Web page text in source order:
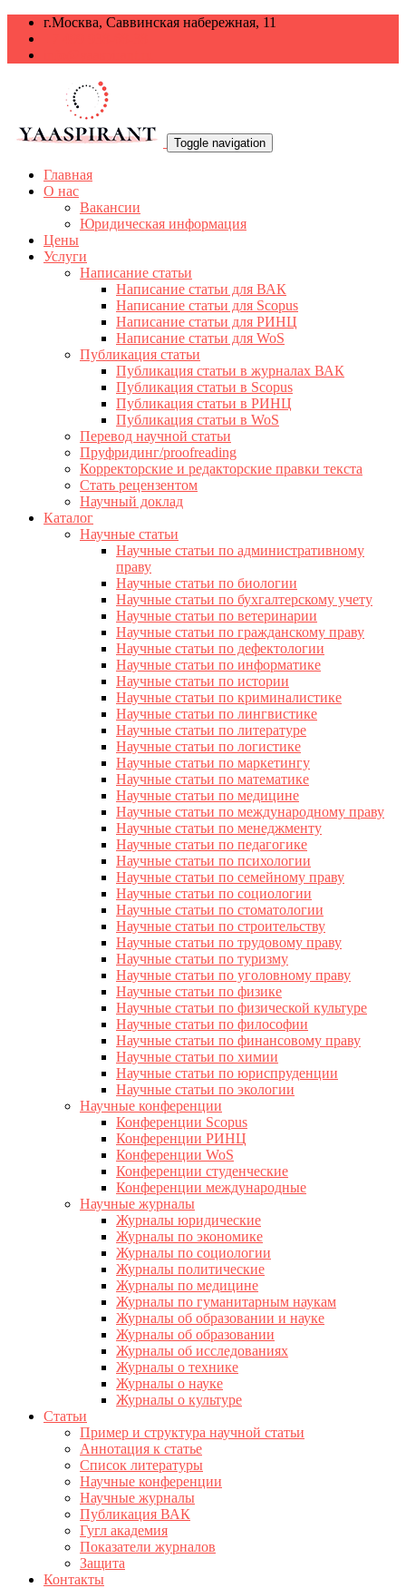
г.Москва, Саввинская набережная, 11
Toggle navigation
Главная
О нас
Вакансии
Юридическая информация
Цены
Услуги
Написание статьи
Написание статьи для ВАК
Написание статьи для Scopus
Написание статьи для РИНЦ
Написание статьи для WoS
Публикация статьи
Публикация статьи в журналах ВАК
Публикация статьи в Scopus
Публикация статьи в РИНЦ
Публикация статьи в WoS
Перевод научной статьи
Пруфридинг/proofreading
Корректорские и редакторские правки текста
Стать рецензентом
Научный доклад
Каталог
Научные статьи
Научные статьи по административному
праву
Научные статьи по биологии
Научные статьи по бухгалтерскому учету
Научные статьи по ветеринарии
Научные статьи по гражданскому праву
Научные статьи по дефектологии
Научные статьи по информатике
Научные статьи по истории
Научные статьи по криминалистике
Научные статьи по лингвистике
Научные статьи по литературе
Научные статьи по логистике
Научные статьи по маркетингу
Научные статьи по математике
Научные статьи по медицине
Научные статьи по международному праву
Научные статьи по менеджменту
Научные статьи по педагогике
Научные статьи по психологии
Научные статьи по семейному праву
Научные статьи по социологии
Научные статьи по стоматологии
Научные статьи по строительству
Научные статьи по трудовому праву
Научные статьи по туризму
Научные статьи по уголовному праву
Научные статьи по физике
Научные статьи по физической культуре
Научные статьи по философии
Научные статьи по финансовому праву
Научные статьи по химии
Научные статьи по юриспруденции
Научные статьи по экологии
Научные конференции
Конференции Scopus
Конференции РИНЦ
Конференции WoS
Конференции студенческие
Конференции международные
Научные журналы
Журналы юридические
Журналы по экономике
Журналы по социологии
Журналы политические
Журналы по медицине
Журналы по гуманитарным наукам
Журналы об образовании и науке
Журналы об образовании
Журналы об исследованиях
Журналы о технике
Журналы о науке
Журналы о культуре
Статьи
Пример и структура научной статьи
Аннотация к статье
Список литературы
Научные конференции
Научные журналы
Публикация ВАК
Гугл академия
Показатели журналов
Защита
Контакты